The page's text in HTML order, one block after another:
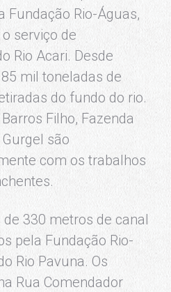
Fundação Rio-Águas,
serviço de
Rio Acari. Desde
mil toneladas de
do fundo do rio.
Filho, Fazenda
são
com os trabalhos
330 metros de canal
pela Fundação Rio-
Rio Pavuna. Os
Rua Comendador